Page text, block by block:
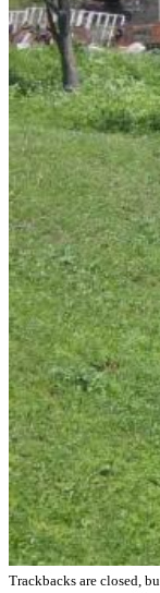
Trackbacks are closed,